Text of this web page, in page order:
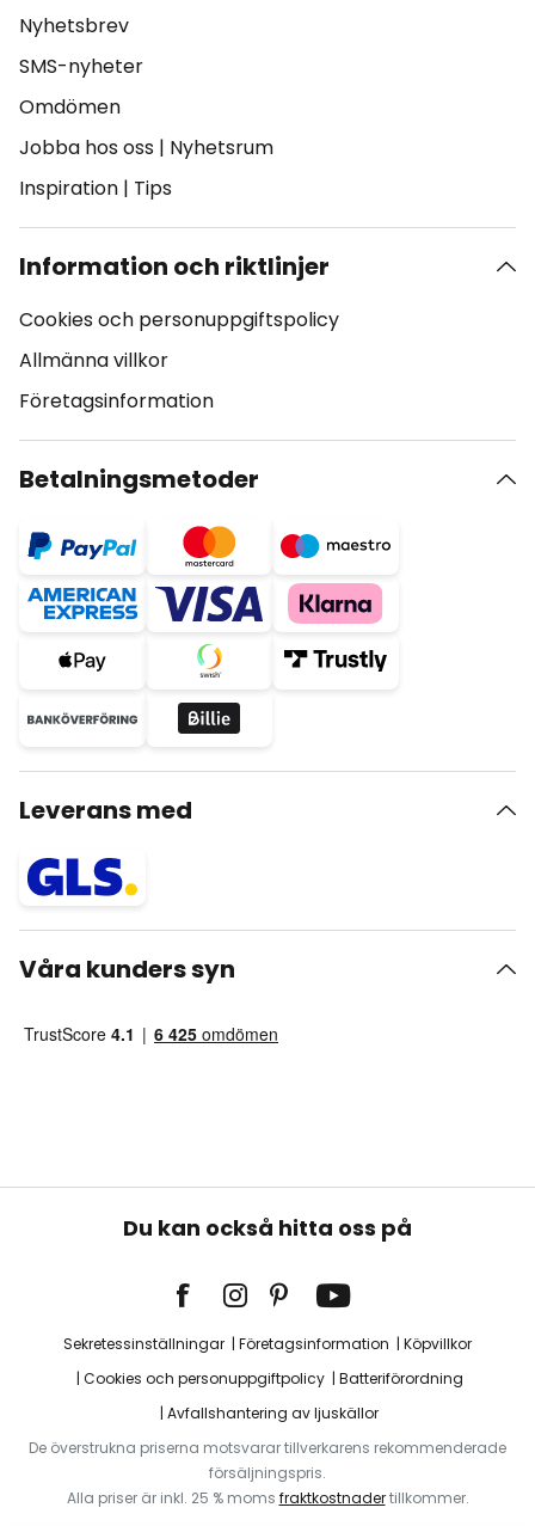
Nyhetsbrev
SMS-nyheter
Omdömen
Jobba hos oss | Nyhetsrum
Inspiration | Tips
Information och riktlinjer
Cookies och personuppgiftspolicy
Allmänna villkor
Företagsinformation
Betalningsmetoder
Leverans med
Våra kunders syn
Du kan också hitta oss på
Sekretessinställningar Företagsinformation
Köpvillkor
Cookies och personuppgiftpolicy
Batteriförordning
Avfallshantering av ljuskällor
De överstrukna priserna motsvarar tillverkarens rekommenderade
försäljningspris.
Alla priser är inkl. 25 % moms fraktkostnadertillkommer.